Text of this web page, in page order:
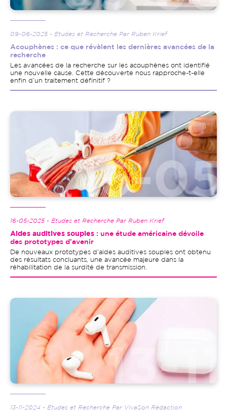
09-06-2025 - Etudes et Recherche Par Ruben Krief
Acouphènes : ce que révèlent les dernières avancées de la
recherche
Les avancées de la recherche sur les acouphènes ont identifié
une nouvelle cause. Cette découverte nous rapproche-t-elle
enfin d’un traitement définitif ?
Image
16-05-2025 - Etudes et Recherche Par Ruben Krief
Aides auditives souples : une étude américaine dévoile
des prototypes d’avenir
De nouveaux prototypes d’aides auditives souples ont obtenu
des résultats concluants, une avancée majeure dans la
réhabilitation de la surdité de transmission.
Image
13-11-2024 - Etudes et Recherche Par VivaSon Rédaction